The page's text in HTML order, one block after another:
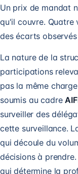
Un prix de mandat
qu'il couvre. Quatre
des écarts
La nature de la
participations
pas la même
soumis au cadre
surveiller des
cette surveillance.
qui découle du
décisions à
qui détermine la